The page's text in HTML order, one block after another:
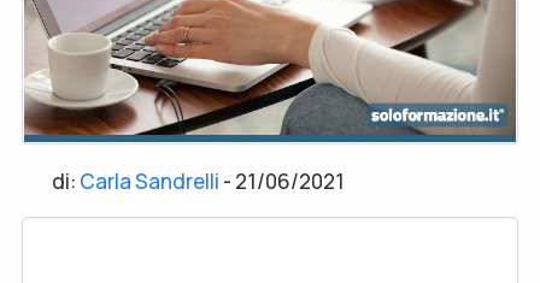
di: Carla Sandrelli - 21/06/2021